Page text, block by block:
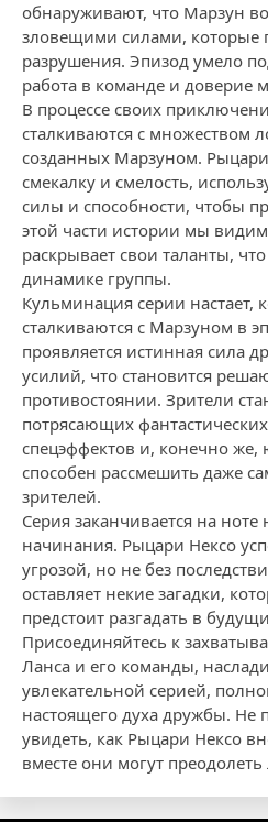
обнаруживают, что Марзун
зловещими силами, которые
разрушения. Эпизод умело
работа в команде и доверие
В процессе своих
сталкиваются с множеством
созданных Марзуном.
смекалку и смелость,
силы и способности, чтобы
этой части истории мы
раскрывает свои таланты,
динамике группы.
Кульминация серии настает,
сталкиваются с Марзуном в
проявляется истинная сила
усилий, что становится
противостоянии. Зрители
потрясающих
спецэффектов и, конечно
способен рассмешить даже
зрителей.
Серия заканчивается на
начинания. Рыцари Нексо
угрозой, но не без
оставляет некие загадки,
предстоит разгадать в
Присоединяйтесь к
Ланса и его команды,
увлекательной серией,
настоящего духа дружбы. Не
увидеть, как Рыцари Нексо
вместе они могут